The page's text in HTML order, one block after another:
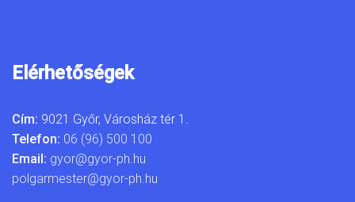
Elérhetőségek
Cím: 9021 Győr, Városház tér 1.
Telefon: 06 (96) 500 100
Email: gyor@gyor-ph.hu
polgarmester@gyor-ph.hu